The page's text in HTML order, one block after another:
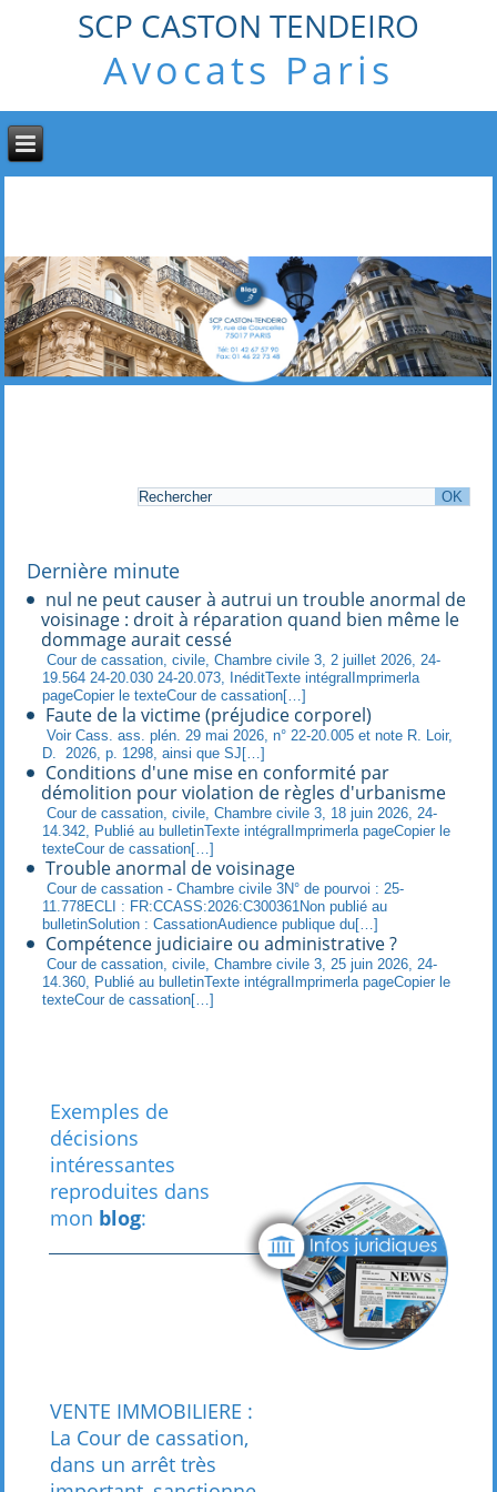
SCP CASTON TENDEIRO
Avocats Paris
Dernière minute
nul ne peut causer à autrui un trouble anormal de
voisinage : droit à réparation quand bien même le
dommage aurait cessé
Cour de cassation, civile, Chambre civile 3, 2 juillet 2026, 24-
19.564 24-20.030 24-20.073, InéditTexte intégralImprimerla
pageCopier le texteCour de cassation[…]
Faute de la victime (préjudice corporel)
Voir Cass. ass. plén. 29 mai 2026, n° 22-20.005 et note R. Loir,
D. 2026, p. 1298, ainsi que SJ[…]
Conditions d'une mise en conformité par
démolition pour violation de règles d'urbanisme
Cour de cassation, civile, Chambre civile 3, 18 juin 2026, 24-
14.342, Publié au bulletinTexte intégralImprimerla pageCopier le
texteCour de cassation[…]
Trouble anormal de voisinage
Cour de cassation - Chambre civile 3N° de pourvoi : 25-
11.778ECLI : FR:CCASS:2026:C300361Non publié au
bulletinSolution : CassationAudience publique du[…]
Compétence judiciaire ou administrative ?
Cour de cassation, civile, Chambre civile 3, 25 juin 2026, 24-
14.360, Publié au bulletinTexte intégralImprimerla pageCopier le
texteCour de cassation[…]
Exemples de
décisions
intéressantes
reproduites dans
mon blog:
VENTE IMMOBILIERE :
La Cour de cassation,
dans un arrêt très